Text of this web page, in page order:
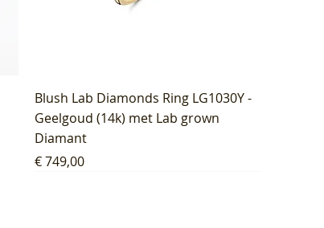
Blush Lab Diamonds Ring LG1030Y -
Geelgoud (14k) met Lab grown
Diamant
Prijs
€ 749,00